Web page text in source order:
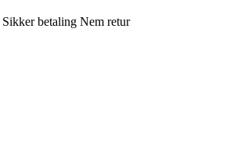
Sikker betaling Nem retur